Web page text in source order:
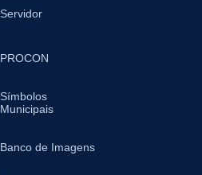
Servidor
PROCON
Símbolos
Municipais
Banco de Imagens